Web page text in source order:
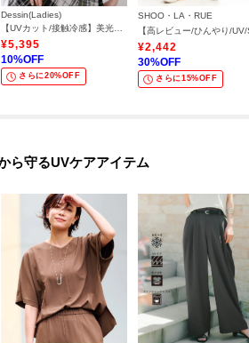
Dessin(Ladies)
【UVカット/接触冷感】美光沢カットソー
¥5,395
10%OFF
さらに20%OFF
SHOO・LA・RUE
¥2,442
30%OFF
さらに15%OFF
ら守るUVケアアイテム